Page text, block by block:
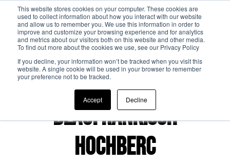
This website stores cookies on your computer. These cookies are
used to collect information about how you interact with our website
and allow us to remember you. We use this information in order to
improve and customize your browsing experience and for analytics
and metrics about our visitors both on this website and other media.
To find out more about the cookies we use, see our Privacy Policy
If you decline, your information won’t be tracked when you visit this
website. A single cookie will be used in your browser to remember
your preference not to be tracked.
Accept Decline
Passa al contenuto principale
Blaufränkisch
Hochberc